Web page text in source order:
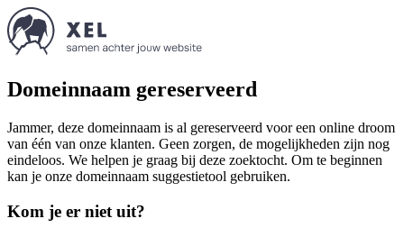
Domeinnaam gereserveerd
Jammer, deze domeinnaam is al gereserveerd voor een online droom
van één van onze klanten. Geen zorgen, de mogelijkheden zijn nog
eindeloos. We helpen je graag bij deze zoektocht. Om te beginnen
kan je onze domeinnaam suggestietool gebruiken.
Kom je er niet uit?